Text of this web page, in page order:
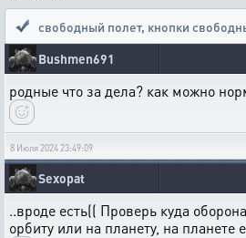
свободный полет, кнопки
Bushmen691
родные что за дела? как можно
8 Июля 2024 23:49:09
Sexopat
..вроде есть(( Проверь куда
орбиту или на планету, на планете